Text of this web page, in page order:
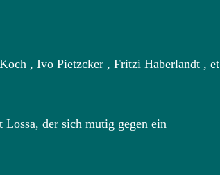
, Ivo Pietzcker , Fritzi Haberlandt , et
der sich mutig gegen ein